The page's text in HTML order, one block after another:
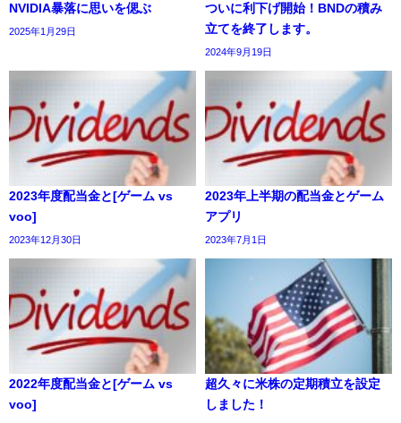
NVIDIA暴落に思いを偲ぶ
2025年1月29日
ついに利下げ開始！BNDの積み
立てを終了します。
2024年9月19日
2023年度配当金と[ゲーム vs
voo]
2023年12月30日
2023年上半期の配当金とゲーム
アプリ
2023年7月1日
2022年度配当金と[ゲーム vs
voo]
超久々に米株の定期積立を設定
しました！